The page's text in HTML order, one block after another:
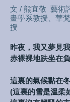
文 / 熊宜敬 藝術
畫學系教授、華
授
昨夜，我又夢見我
赤裸裸地趺坐在
這裏的氣候黏在
(這裏的雪是溫柔